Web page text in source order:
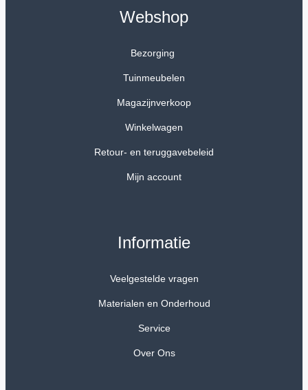
Webshop
Bezorging
Tuinmeubelen
Magazijnverkoop
Winkelwagen
Retour- en teruggavebeleid
Mijn account
Informatie
Veelgestelde vragen
Materialen en Onderhoud
Service
Over Ons